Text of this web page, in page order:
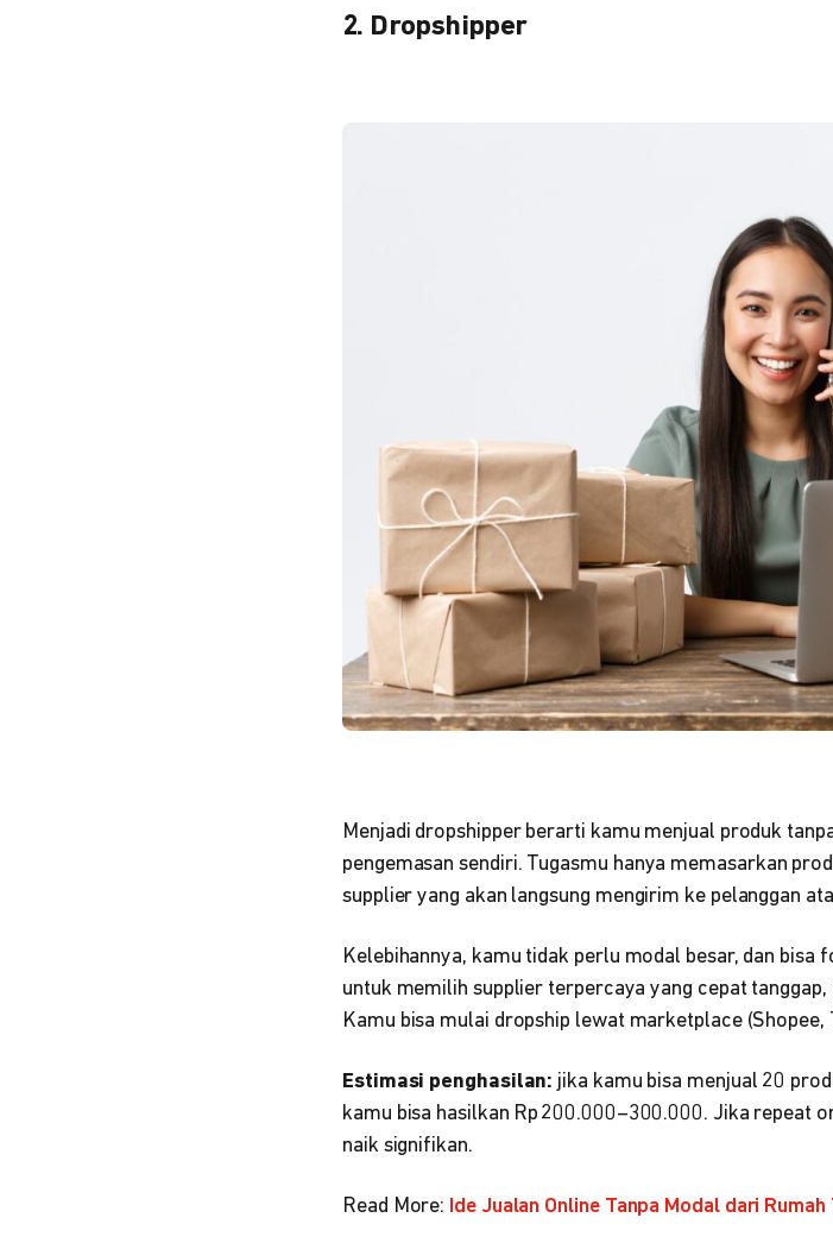
2. Dropshipper
Menjadi dropshipper berarti kamu menjual produk
pengemasan sendiri. Tugasmu hanya memasarkan
supplier yang akan langsung mengirim ke pelanggan
Kelebihannya, kamu tidak perlu modal besar, dan bisa
untuk memilih supplier terpercaya yang cepat
Kamu bisa mulai dropship lewat marketplace (Shopee,
Estimasi penghasilan: jika kamu bisa menjual 20
kamu bisa hasilkan Rp 200.000–300.000. Jika repeat
naik signifikan.
Read More: Ide Jualan Online Tanpa Modal dari